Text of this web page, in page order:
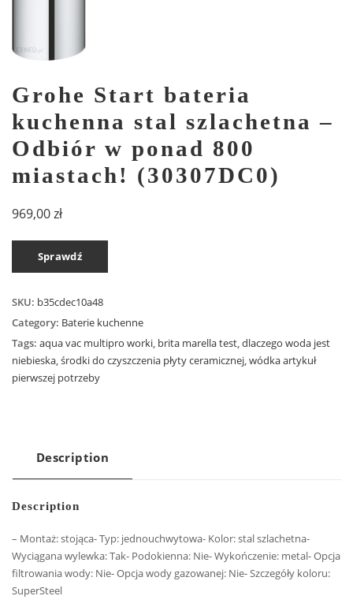
Grohe Start bateria
kuchenna stal szlachetna –
Odbiór w ponad 800
miastach! (30307DC0)
969,00zł
Sprawdź
SKU: b35cdec10a48
Category: Baterie kuchenne
Tags: aqua vac multipro worki, brita marella test,dlaczego woda jest
niebieska,środki do czyszczenia płyty ceramicznej,wódka artykuł
pierwszej potrzeby
Description
Description
– Montaż: stojąca- Typ: jednouchwytowa- Kolor: stal szlachetna-
Wyciągana wylewka: Tak- Podokienna: Nie- Wykończenie: metal- Opcja
filtrowania wody: Nie- Opcja wody gazowanej: Nie- Szczegóły koloru:
SuperSteel